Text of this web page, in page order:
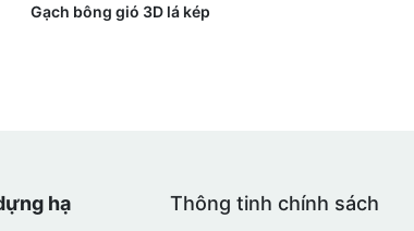
Gạch bông gió 3D lá kép
Thông tinh chính sách
hạ